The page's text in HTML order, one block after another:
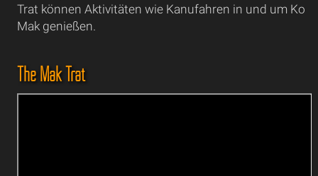
Trat können Aktivitäten wie Kanufahren in und um Ko
Mak genießen.
The Mak Trat